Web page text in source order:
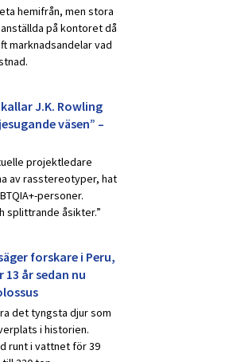
hemifrån, men stora
på kontoret då
marknadsandelar vad
J.K. Rowling
väsen” –
projektledare
av rasstereotyper, hat
personer.
splittrande åsikter.”
forskare i Peru,
år sedan nu
det tyngsta djur som
i historien.
runt i vattnet för 39